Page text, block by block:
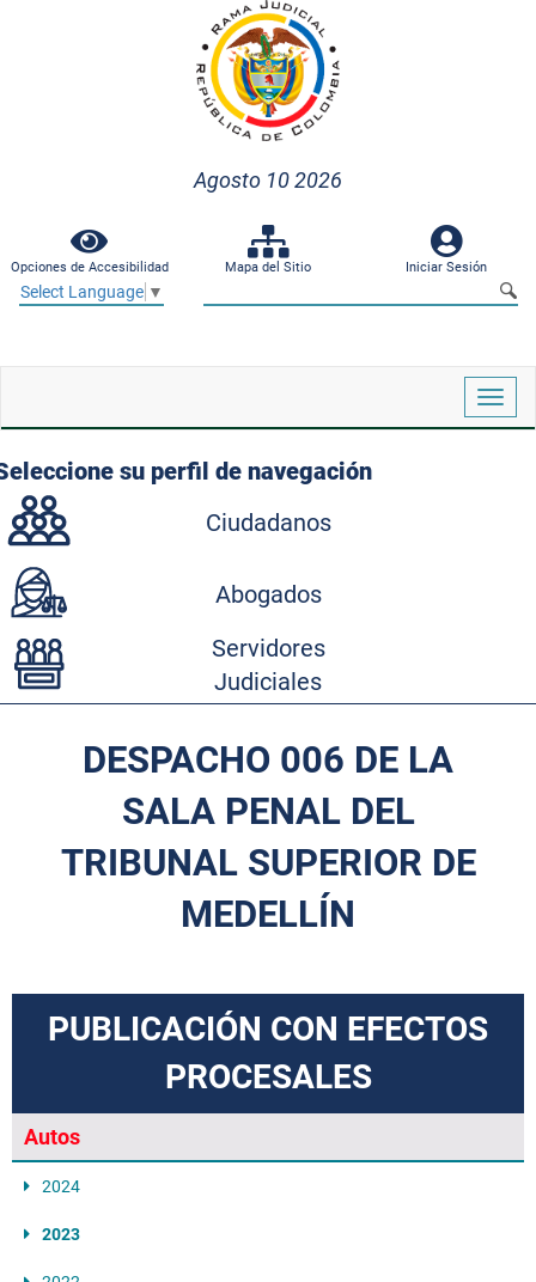
Agosto 10 2026
Opciones de Accesibilidad Mapa del Sitio Iniciar Sesión
Select Language ▼
su perfil de navegación
Ciudadanos
Abogados
Servidores
Judiciales
DESPACHO 006 DE LA
SALA PENAL DEL
TRIBUNAL SUPERIOR DE
MEDELLÍN
PUBLICACIÓN CON EFECTOS
PROCESALES
Autos
2024
2023